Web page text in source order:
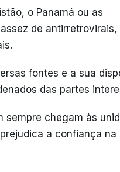
o Panamá ou as
de antirretrovirais,
fontes e a sua
das partes
sempre chegam às
a confiança na